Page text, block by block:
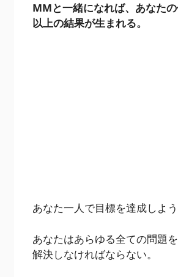
MMと一緒になれば、あなた
以上の結果が生まれる。
あなた一人で目標を達成しよう
あなたはあらゆる全ての問題
解決しなければならない。